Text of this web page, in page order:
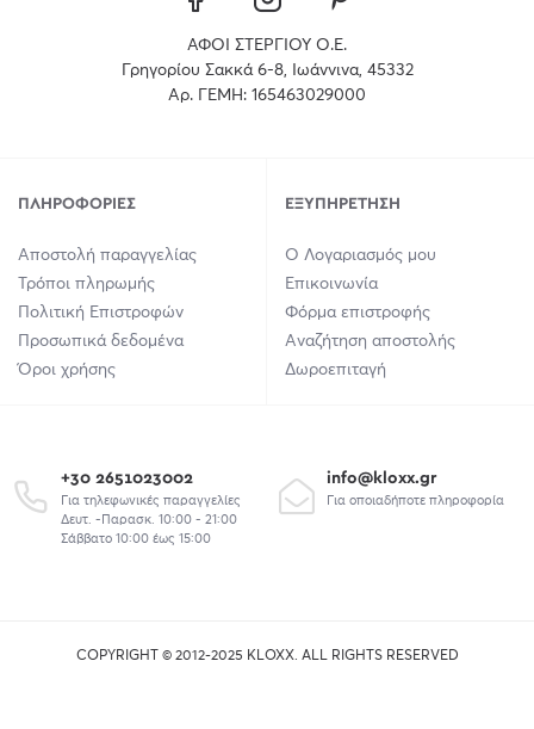
ΑΦΟΙ ΣΤΕΡΓΙΟΥ Ο.Ε.
Γρηγορίου Σακκά 6-8, Ιωάννινα, 45332
Αρ. ΓΕΜΗ: 165463029000
ΠΛΗΡΟΦΟΡΊΕΣ
Αποστολή παραγγελίας
Τρόποι πληρωμής
Πολιτική Επιστροφών
Προσωπικά δεδομένα
Όροι χρήσης
ΕΞΥΠΗΡΈΤΗΣΗ
Ο Λογαριασμός μου
Επικοινωνία
Φόρμα επιστροφής
Αναζήτηση αποστολής
Δωροεπιταγή
+30 2651023002
Για τηλεφωνικές παραγγελίες
Δευτ. -Παρασκ. 10:00 - 21:00
Σάββατο 10:00 έως 15:00
info@kloxx.gr
Για οποιαδήποτε πληροφορία
COPYRIGHT © 2012-2025 KLOXX. ALL RIGHTS RESERVED